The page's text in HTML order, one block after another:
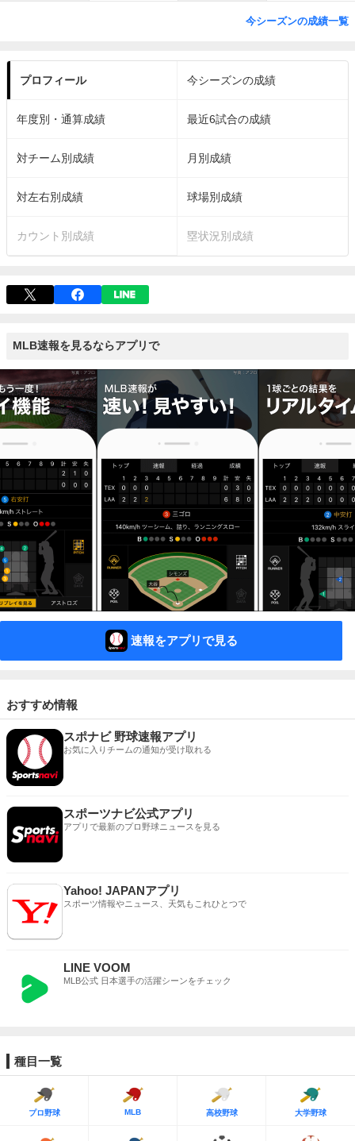
今シーズンの成績一覧
プロフィール 今シーズンの成績
年度別・通算成績 最近6試合の成績
対チーム別成績 月別成績
対左右別成績 球場別成績
カウント別成績 塁状況別成績
MLB速報を見るならアプリで
速報をアプリで見る
おすすめ情報
スポナビ 野球速報アプリ
お気に入りチームの通知が受け取れる
スポーツナビ公式アプリ
アプリで最新のプロ野球ニュースを見る
Yahoo! JAPANアプリ
スポーツ情報やニュース、天気もこれひとつで
LINE VOOM
MLB公式 日本選手の活躍シーンをチェック
種目一覧
プロ野球 MLB 高校野球 大学野球